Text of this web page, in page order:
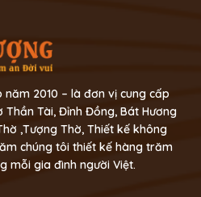
2010 – là đơn vị cung cấp
Tài, Đỉnh Đồng, Bát Hương
,Tượng Thờ, Thiết kế không
chúng tôi thiết kế hàng trăm
mỗi gia đình người Việt.